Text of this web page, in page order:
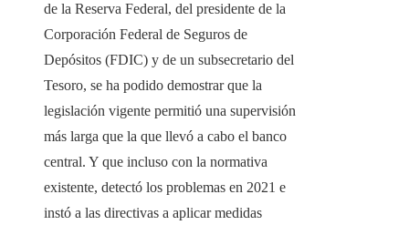
de la Reserva Federal, del presidente de la
Corporación Federal de Seguros de
Depósitos (FDIC) y de un subsecretario del
Tesoro, se ha podido demostrar que la
legislación vigente permitió una supervisión
más larga que la que llevó a cabo el banco
central. Y que incluso con la normativa
existente, detectó los problemas en 2021 e
instó a las directivas a aplicar medidas